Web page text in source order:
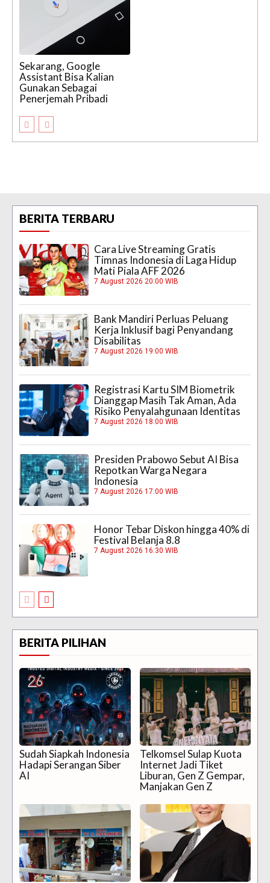
Sekarang, Google
Assistant Bisa Kalian
Gunakan Sebagai
Penerjemah Pribadi
BERITA TERBARU
Cara Live Streaming Gratis
Timnas Indonesia di Laga Hidup
Mati Piala AFF 2026
7 August 2026 20:00 WIB
Bank Mandiri Perluas Peluang
Kerja Inklusif bagi Penyandang
Disabilitas
7 August 2026 19:00 WIB
Registrasi Kartu SIM Biometrik
Dianggap Masih Tak Aman, Ada
Risiko Penyalahgunaan Identitas
7 August 2026 18:00 WIB
Presiden Prabowo Sebut AI Bisa
Repotkan Warga Negara
Indonesia
7 August 2026 17:00 WIB
Honor Tebar Diskon hingga 40% di
Festival Belanja 8.8
7 August 2026 16:30 WIB
BERITA PILIHAN
Sudah Siapkah Indonesia
Hadapi Serangan Siber
AI
Telkomsel Sulap Kuota
Internet Jadi Tiket
Liburan, Gen Z Gempar,
Manjakan Gen Z